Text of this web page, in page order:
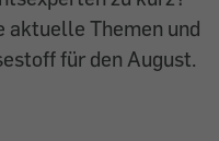
aktuelle Themen und
für den August.